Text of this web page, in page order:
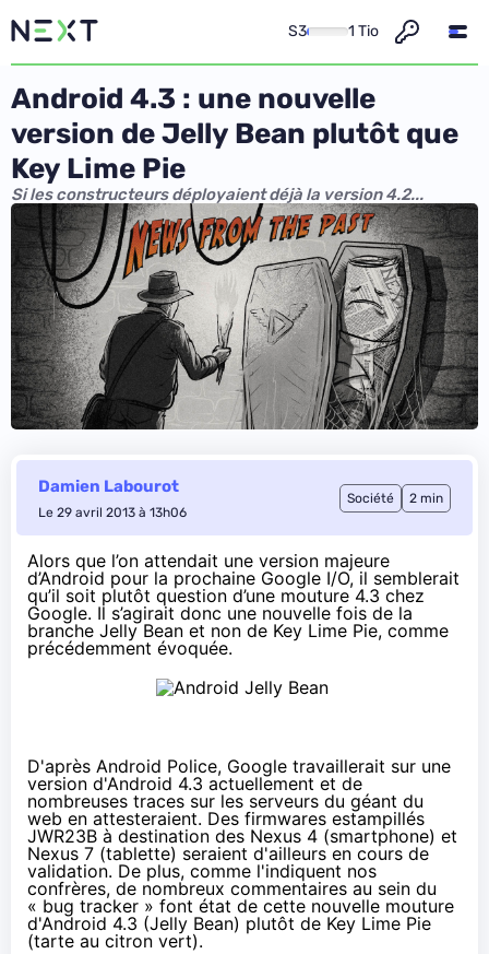
S3 1 Tio
Android 4.3 : une nouvelle
version de Jelly Bean plutôt que
Key Lime Pie
Si les constructeurs déployaient déjà la version 4.2...
Damien Labourot
Le 29 avril 2013 à 13h06
Société 2 min
Alors que l’on attendait une version majeure
d’Android pour la prochaine Google I/O, il semblerait
qu’il soit plutôt question d’une mouture 4.3 chez
Google. Il s’agirait donc une nouvelle fois de la
branche Jelly Bean et non de Key Lime Pie, comme
précédemment évoquée.
D'après Android Police, Google travaillerait sur une
version d'Android 4.3 actuellement et de
nombreuses traces sur les serveurs du géant du
web en attesteraient. Des firmwares estampillés
JWR23B à destination des Nexus 4 (smartphone) et
Nexus 7 (tablette) seraient d'ailleurs en cours de
validation. De plus, comme l'indiquent nos
confrères, de nombreux commentaires au sein du
« bug tracker » font état de cette nouvelle mouture
d'Android 4.3 (Jelly Bean) plutôt de Key Lime Pie
(tarte au citron vert).